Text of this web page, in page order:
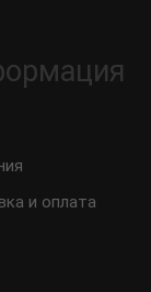
и оплата